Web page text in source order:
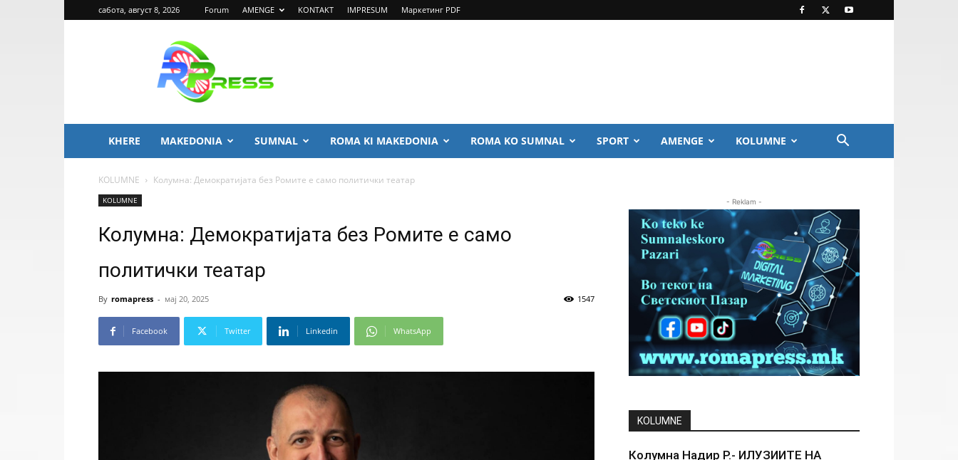
сабота, август 8, 2026 Forum AMENGE KONTAKT IMPRESUM Маркетинг PDF
PRESS
KHERE MAKEDONIA SUMNAL ROMA KI MAKEDONIA ROMA KO SUMNAL SPORT AMENGE KOLUMNE
KOLUMNE Колумна: Демократијата без Ромите е само политички театар
KOLUMNE
Колумна: Демократијата без Ромите е само
политички театар
By romapress - мај 20, 2025 1547
Facebook Twitter Linkedin WhatsApp
- Reklam -
KOLUMNE
Колумна Надир Р.- ИЛУЗИИТЕ НА